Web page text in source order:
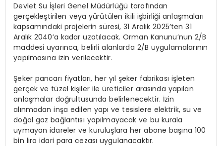
Devlet Su İşleri Genel Müdürlüğü tarafından
gerçekleştirilen veya yürütülen ikili işbirliği anlaşmaları
kapsamındaki projelerin süresi, 31 Aralık 2025’ten 31
Aralık 2040’a kadar uzatılacak. Orman Kanunu’nun 2/B
maddesi uyarınca, belirli alanlarda 2/B uygulamalarının
yapılmasına izin verilecektir.
Şeker pancarı fiyatları, her yıl şeker fabrikası işleten
gerçek ve tüzel kişiler ile üreticiler arasında yapılan
anlaşmalar doğrultusunda belirlenecektir. İzin
alınmadan inşa edilen yapı ve tesislere elektrik, su ve
doğal gaz bağlantısı yapılmayacak ve bu kurala
uymayan idareler ve kuruluşlara her abone başına 100
bin lira idari para cezası uygulanacaktır.